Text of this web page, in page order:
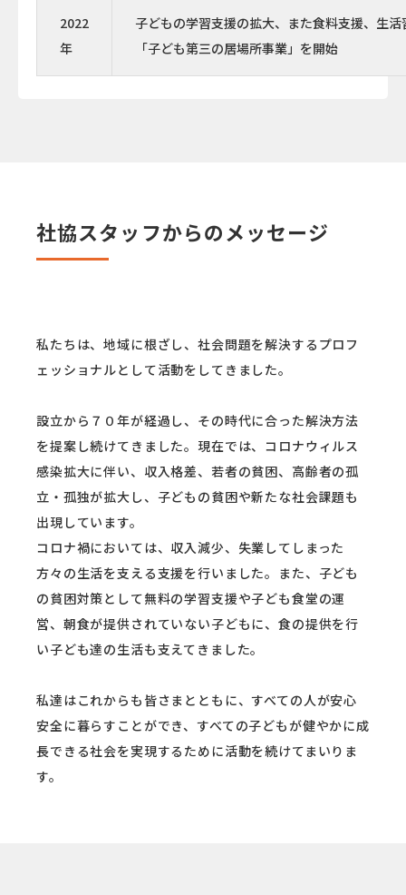
2022
年
子どもの学習支援の拡大、また食料支援、生
「子ども第三の居場所事業」を開始
社協スタッフからのメッセージ
私たちは、地域に根ざし、社会問題を解決するプロフ
ェッショナルとして活動をしてきました。
設立から７０年が経過し、その時代に合った解決方法
を提案し続けてきました。現在では、コロナウィルス
感染拡大に伴い、収入格差、若者の貧困、高齢者の孤
立・孤独が拡大し、子どもの貧困や新たな社会課題も
出現しています。
コロナ禍においては、収入減少、失業してしまった
方々の生活を支える支援を行いました。また、子ども
の貧困対策として無料の学習支援や子ども食堂の運
営、朝食が提供されていない子どもに、食の提供を行
い子ども達の生活も支えてきました。
私達はこれからも皆さまとともに、すべての人が安心
安全に暮らすことができ、すべての子どもが健やかに成
長できる社会を実現するために活動を続けてまいりま
す。